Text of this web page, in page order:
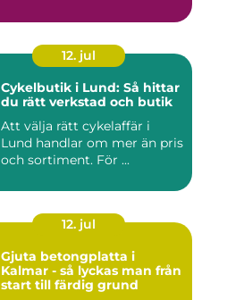
12. jul
Cykelbutik i Lund: Så hittar
du rätt verkstad och butik
Att välja rätt cykelaffär i
Lund handlar om mer än pris
och sortiment. För ...
12. jul
Gjuta betongplatta i
Kalmar - så lyckas man från
start till färdig grund